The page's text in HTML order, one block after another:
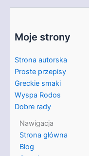
Moje strony
Strona autorska
Proste przepisy
Greckie smaki
Wyspa Rodos
Dobre rady
Nawigacja
Strona główna
Blog